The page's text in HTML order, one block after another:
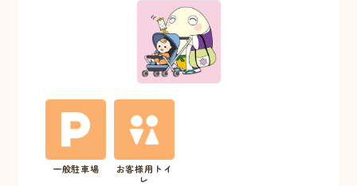
一般駐車場
お客様用トイ
レ